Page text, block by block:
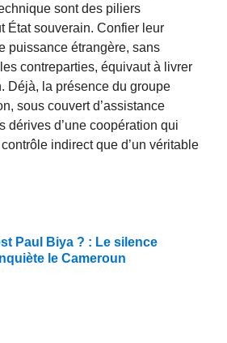
sont des piliers
État souverain. Confier leur
puissance étrangère, sans
contreparties, équivaut à livrer
Déjà, la présence du groupe
sous couvert d’assistance
dérives d’une coopération qui
indirect que d’un véritable
Paul Biya ? : Le silence
le Cameroun